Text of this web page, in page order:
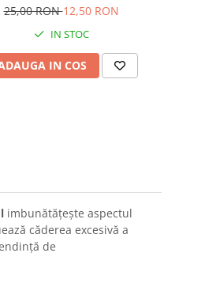
25,00 RON12,50 RON
IN STOC
IN COS
imbunătăţește aspectul
căderea excesivă a
de